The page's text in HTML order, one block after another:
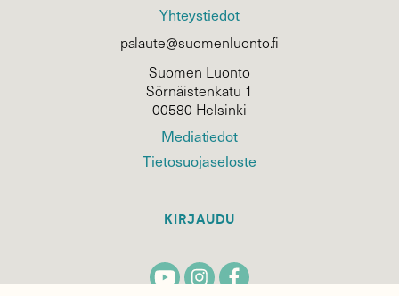
Yhteystiedot
palaute@suomenluonto.fi
Suomen Luonto
Sörnäistenkatu 1
00580 Helsinki
Mediatiedot
Tietosuojaseloste
KIRJAUDU